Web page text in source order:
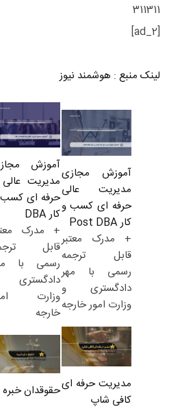
311311
[ad_2]
لینک منبع : هوشمند نیوز
آموزش مجازی
مدیریت عالی
حرفه ای کسب و
کار Post DBA
+ مدرک معتبر
قابل ترجمه
رسمی با مهر
دادگستری و
وزارت امور خارجه
آموزش
مدیریت
حرفه ای
کار DBA
+ مدرک
قابل
رسمی با
دادگستری
وزارت
خارجه
مدیریت حرفه ای
کافی شاپ
حقوقدان خبره